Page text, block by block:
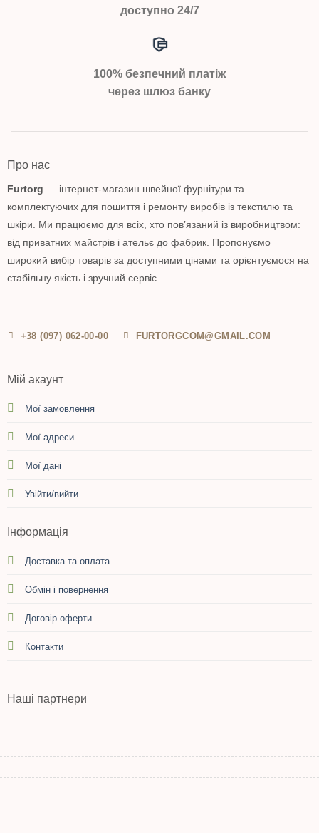
доступно 24/7
100% безпечний платіж
через шлюз банку
Про нас
Furtorg — інтернет-магазин швейної фурнітури та
комплектуючих для пошиття і ремонту виробів із текстилю та
шкіри. Ми працюємо для всіх, хто пов’язаний із виробництвом:
від приватних майстрів і ательє до фабрик. Пропонуємо
широкий вибір товарів за доступними цінами та орієнтуємося на
стабільну якість і зручний сервіс.
+38 (097) 062-00-00 FURTORGCOM@GMAIL.COM
Мій акаунт
Мої замовлення
Мої адреси
Мої дані
Увійти/вийти
Інформація
Доставка та оплата
Обмін і повернення
Договір оферти
Контакти
Наші партнери